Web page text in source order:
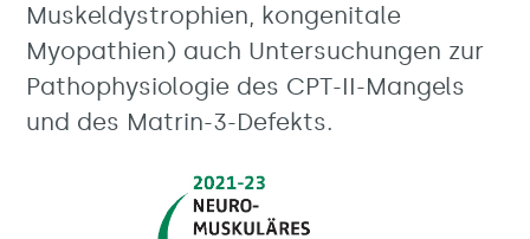
Muskeldystrophien, kongenitale
Myopathien) auch Untersuchungen zur
Pathophysiologie des CPT-II-Mangels
und des Matrin-3-Defekts.